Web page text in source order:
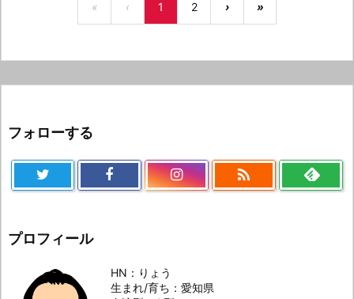
« ‹ 1 2 › »
フォローする

プロフィール
HN：りょう
生まれ/育ち：愛知県